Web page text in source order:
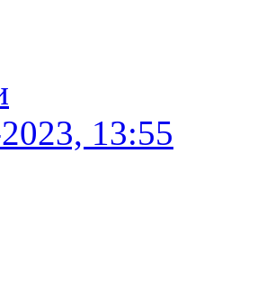
13:55